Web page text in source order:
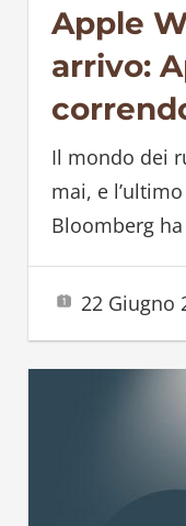
Apple
arrivo:
Il mondo dei
mai, e
Bloomberg
22 Giugno